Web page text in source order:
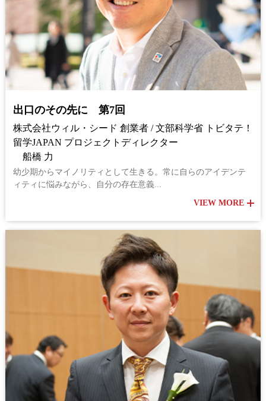
出口のその先に 第7回
株式会社ウィル・シード 創業者 / 文部科学省 トビタテ！
留学JAPAN プロジェクトディレクター
船橋 力
幼少期からマイノリティとして生きる。常に自らのアイデンテ
ィティに悩みながら、自分の存在意義...
VIEW MORE